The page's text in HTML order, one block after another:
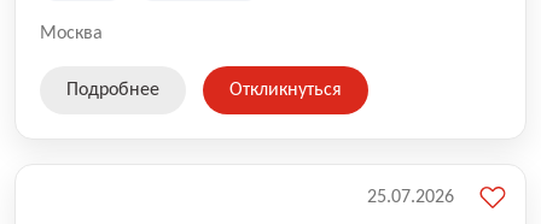
Москва
Подробнее Откликнуться
25.07.2026